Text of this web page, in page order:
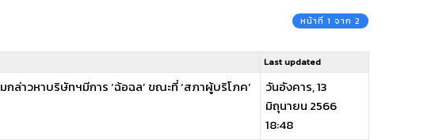
หน้าที่ 1 จาก 2
Last updated
ล่าวหาบริษัทฯมีการ ‘ฉ้อฉล’ ขณะที่ ‘สภาผู้บริโภค’
วันอังคาร, 13
มิถุนายน 2566
18:48